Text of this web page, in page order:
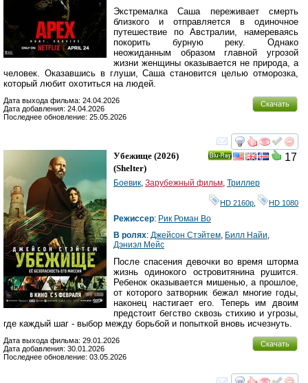
Экстремалка Саша переживает смерть
близкого и отправляется в одиночное
путешествие по Австралии, намереваясь
покорить бурную реку. Однако
неожиданным образом главной угрозой
жизни женщины оказывается не природа, а
человек. Оказавшись в глуши, Саша становится целью отморозка,
который любит охотиться на людей.
Скачать
Дата выхода фильма: 24.04.2026
Дата добавления: 24.04.2026
Последнее обновление: 25.05.2026
смотреть
17
Убежище (2026)
(Shelter)
Боевик Зарубежный фильм Триллер
HD 2160р HD 1080
Режиссер: Рик Роман Во
В ролях: Джейсон Стэйтем Билл Найи
Дэниэл Мейс
После спасения девочки во время шторма
жизнь одинокого островитянина рушится.
Ребенок оказывается мишенью, а прошлое,
от которого затворник бежал многие годы,
наконец настигает его. Теперь им двоим
предстоит бегство сквозь стихию и угрозы,
где каждый шаг - выбор между борьбой и попыткой вновь исчезнуть.
Скачать
Дата выхода фильма: 29.01.2026
Дата добавления: 30.01.2026
Последнее обновление: 03.05.2026